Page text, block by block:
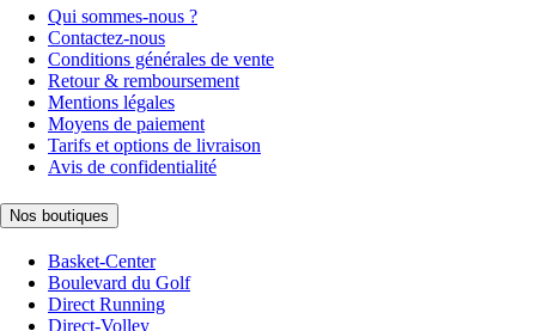
Qui sommes-nous ?
Contactez-nous
Conditions générales de vente
Retour & remboursement
Mentions légales
Moyens de paiement
Tarifs et options de livraison
Avis de confidentialité
Nos boutiques
Basket-Center
Boulevard du Golf
Direct Running
Direct-Volley